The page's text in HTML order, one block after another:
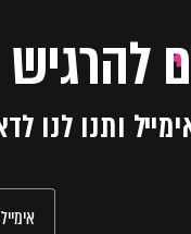
ותנו